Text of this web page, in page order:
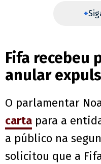
+
Fifa recebeu
anular
O parlamentar
carta para a
a público na
solicitou que a